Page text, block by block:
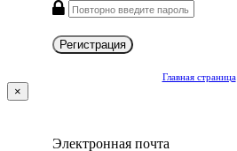
Регистрация
Главная страница
×
Электронная почта